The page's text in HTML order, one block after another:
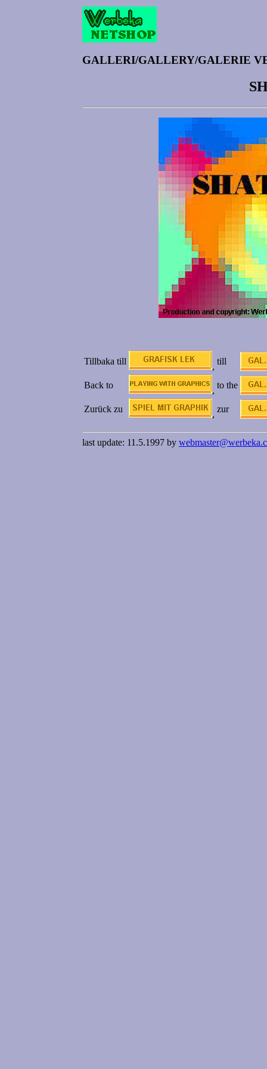
GALLERI/GALLERY/GALERIE
Tillbaka till
,
till
Back to
,
to the
Zurück zu
,
zur
last update: 11.5.1997 by